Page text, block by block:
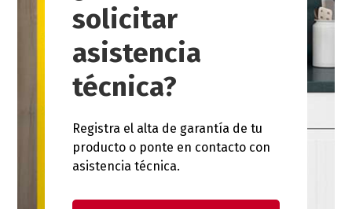
solicitar
asistencia
técnica?
Registra el alta de garantía de tu
producto o ponte en contacto con
asistencia técnica.